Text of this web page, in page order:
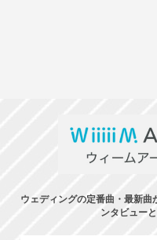
ウェディングの定番曲・最新
ンタビュー